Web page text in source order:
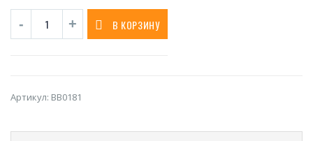
В КОРЗИНУ
Артикул: BB0181